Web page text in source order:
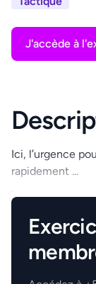
J'accède à
Ici, l’urgence
rapidement ...
.